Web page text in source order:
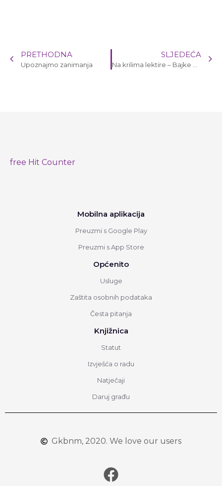
PRETHODNA
Upoznajmo zanimanja
SLJEDEĆA
free Hit Counter
Mobilna aplikacija
Preuzmi s Google Play
Preuzmi s App Store
Općenito
Usluge
Zaštita osobnih podataka
Česta pitanja
Knjižnica
Statut
Izvješća o radu
Natječaji
Daruj građu
Gkbnm, 2020. We love our users